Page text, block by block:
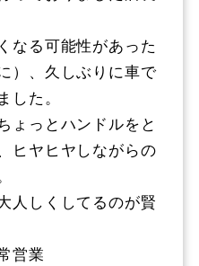
なる可能性があった
）、久しぶりに車で
た。
ょっとハンドルをと
ヒヤヒヤしながらの
人しくしてるのが賢
営業